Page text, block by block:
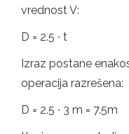
vrednost V:
D = 2.5 ∙ t
Izraz postane
operacija razrešena:
D = 2.5 ∙ 3 m = 7.5m